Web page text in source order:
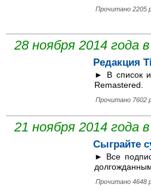
Прочитано 2205
28 ноября 2014 года
Редакция
► В список
Remastered.
Прочитано 7602
21 ноября 2014 года
Сыграйте
► Все
Прочитано 4648